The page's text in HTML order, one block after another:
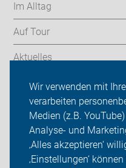
Wir verwenden mit
verarbeiten
Medien (z.B.
Analyse- und
‚Alles akzeptieren‘
‚Einstellungen‘
Im Alltag
Auf Tour
Aktuelles
Über uns
Mitgliedschaft
Fachwissen
Presse